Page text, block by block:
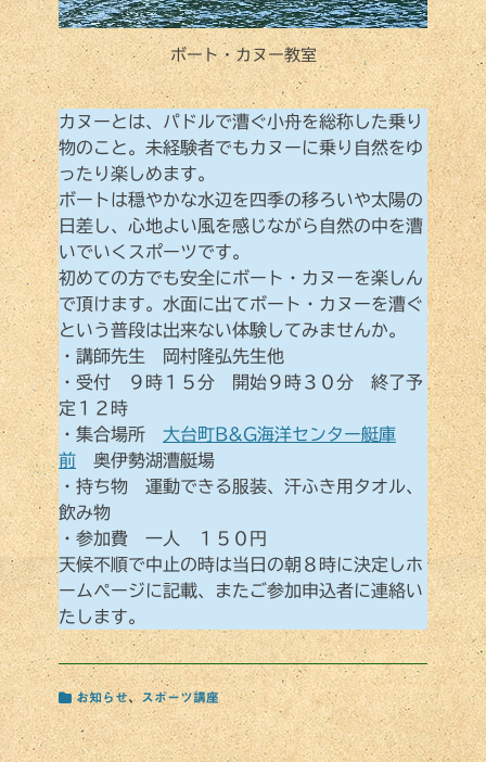
ボート・カヌー教室
カヌーとは、パドルで漕ぐ小舟を総称した乗り
物のこと。未経験者でもカヌーに乗り自然をゆ
ったり楽しめます。
ボートは穏やかな水辺を四季の移ろいや太陽の
日差し、心地よい風を感じながら自然の中を漕
いでいくスポーツです。
初めての方でも安全にボート・カヌーを楽しん
で頂けます。水面に出てボート・カヌーを漕ぐ
という普段は出来ない体験してみませんか。
・講師先生 岡村隆弘先生他
・受付 ９時１５分 開始９時３０分 終了予
定１２時
・集合場所 大台町B&G海洋センター艇庫
前 奥伊勢湖漕艇場
・持ち物 運動できる服装、汗ふき用タオル、
飲み物
・参加費 一人 １５０円
天候不順で中止の時は当日の朝８時に決定しホ
ームページに記載、またご参加申込者に連絡い
たします。
カ
テ
ゴ
リ
お知らせ、スポーツ講座